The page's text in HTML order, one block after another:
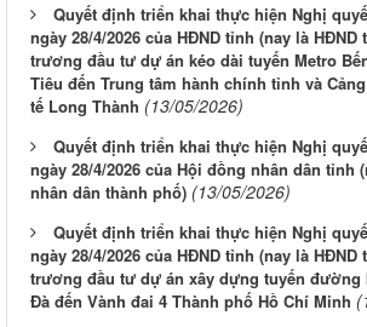
Quyết định triển khai thực hiện Nghị
ngày 28/4/2026 của HĐND tỉnh (nay là HĐND
trương đầu tư dự án kéo dài tuyến Metro
Tiêu đến Trung tâm hành chính tỉnh và
tế Long Thành (13/05/2026)
Quyết định triển khai thực hiện Nghị
ngày 28/4/2026 của Hội đồng nhân dân tỉnh
nhân dân thành phố) (13/05/2026)
Quyết định triển khai thực hiện Nghị
ngày 28/4/2026 của HĐND tỉnh (nay là HĐND
trương đầu tư dự án xây dựng tuyến đường
Đà đến Vành đai 4 Thành phố Hồ Chí Minh